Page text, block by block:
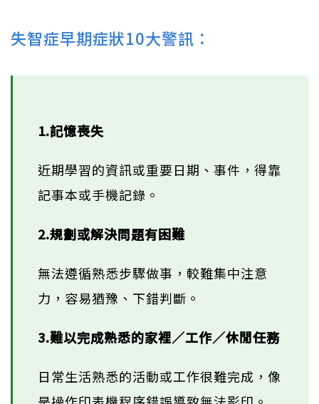
失智症早期症狀10大警訊：
1.記憶喪失
近期學習的資訊或重要日期、事件，得靠
記事本或手機記錄。
2.規劃或解決問題有困難
無法遵循熟悉步驟做事，較難集中注意
力，容易猶豫、下錯判斷。
3.難以完成熟悉的家裡／工作／休閒任務
日常生活熟悉的活動或工作很難完成，像